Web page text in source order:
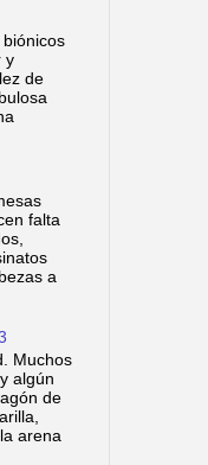
y
de
falta
a
Muchos
algún
de
arena